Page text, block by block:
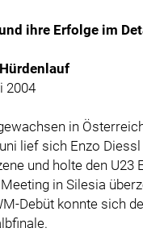
ihre Erfolge im
2004
in
lief sich Enzo
und holte den
in Silesia
Debüt konnte sich